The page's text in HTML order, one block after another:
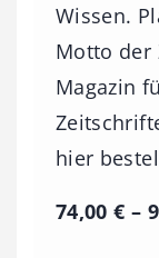
Wissen.
Motto der
Magazin
hier
74,00€ –